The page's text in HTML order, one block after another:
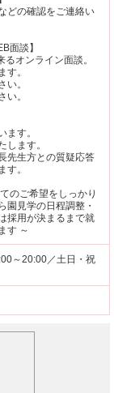
どの確認をご連絡い
面談】
オンライン面談。
す。
い。
い。
ます。
ます。
先生方との質疑応答
す。
のご希望をしっかり
園見学の日程調整・
採用が決まるまで就
す ～
～20:00／土日・祝